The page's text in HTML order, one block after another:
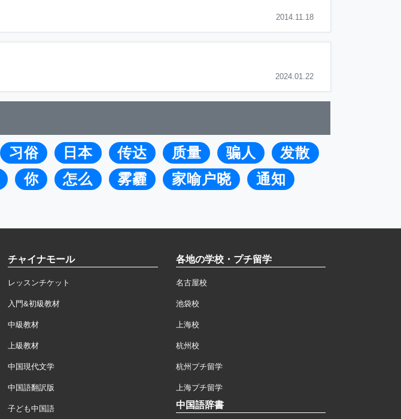
2014.11.18
2024.01.22
习俗 日本 传达 质量 骗人
发散
你 怎么 雾霾 家喻户晓
通知
チャイナモール
レッスンチケット
入門&初級教材
中級教材
上級教材
中国現代文学
中国語翻訳版
子ども中国語
各地の学校・プチ留学
名古屋校
池袋校
上海校
杭州校
杭州プチ留学
上海プチ留学
中国語辞書